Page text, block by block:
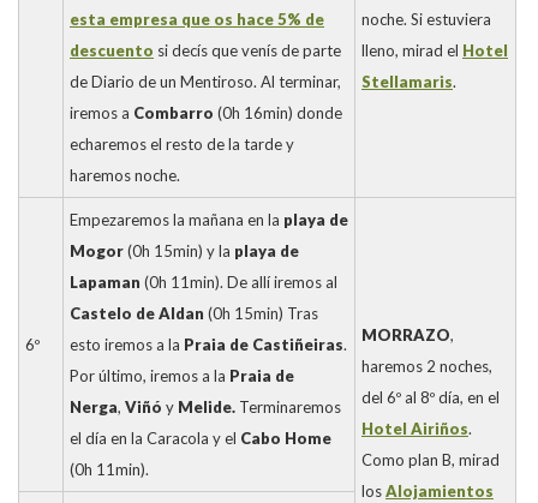
esta empresa que os hace 5% de
descuento si decís que venís de parte
de Diario de un Mentiroso. Al terminar,
iremos a Combarro (0h 16min) donde
echaremos el resto de la tarde y
haremos noche.
noche. Si estuviera
lleno, mirad el Hotel
Stellamaris.
6º
Empezaremos la mañana en la playa de
Mogor(0h 15min) y la playa de
Lapaman (0h 11min). De allí iremos al
Castelo de Aldan (0h 15min) Tras
esto iremos a la Praia de Castiñeiras.
Por último, iremos a la Praia de
Nerga, Viñó y Melide. Terminaremos
el día en la Caracola y el Cabo Home
(0h 11min).
MORRAZO,
haremos 2 noches,
del 6º al 8º día, en el
Hotel Airiños.
Como plan B, mirad
losAlojamientos